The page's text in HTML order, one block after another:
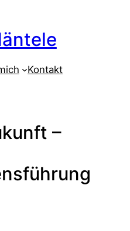
Kontakt
–